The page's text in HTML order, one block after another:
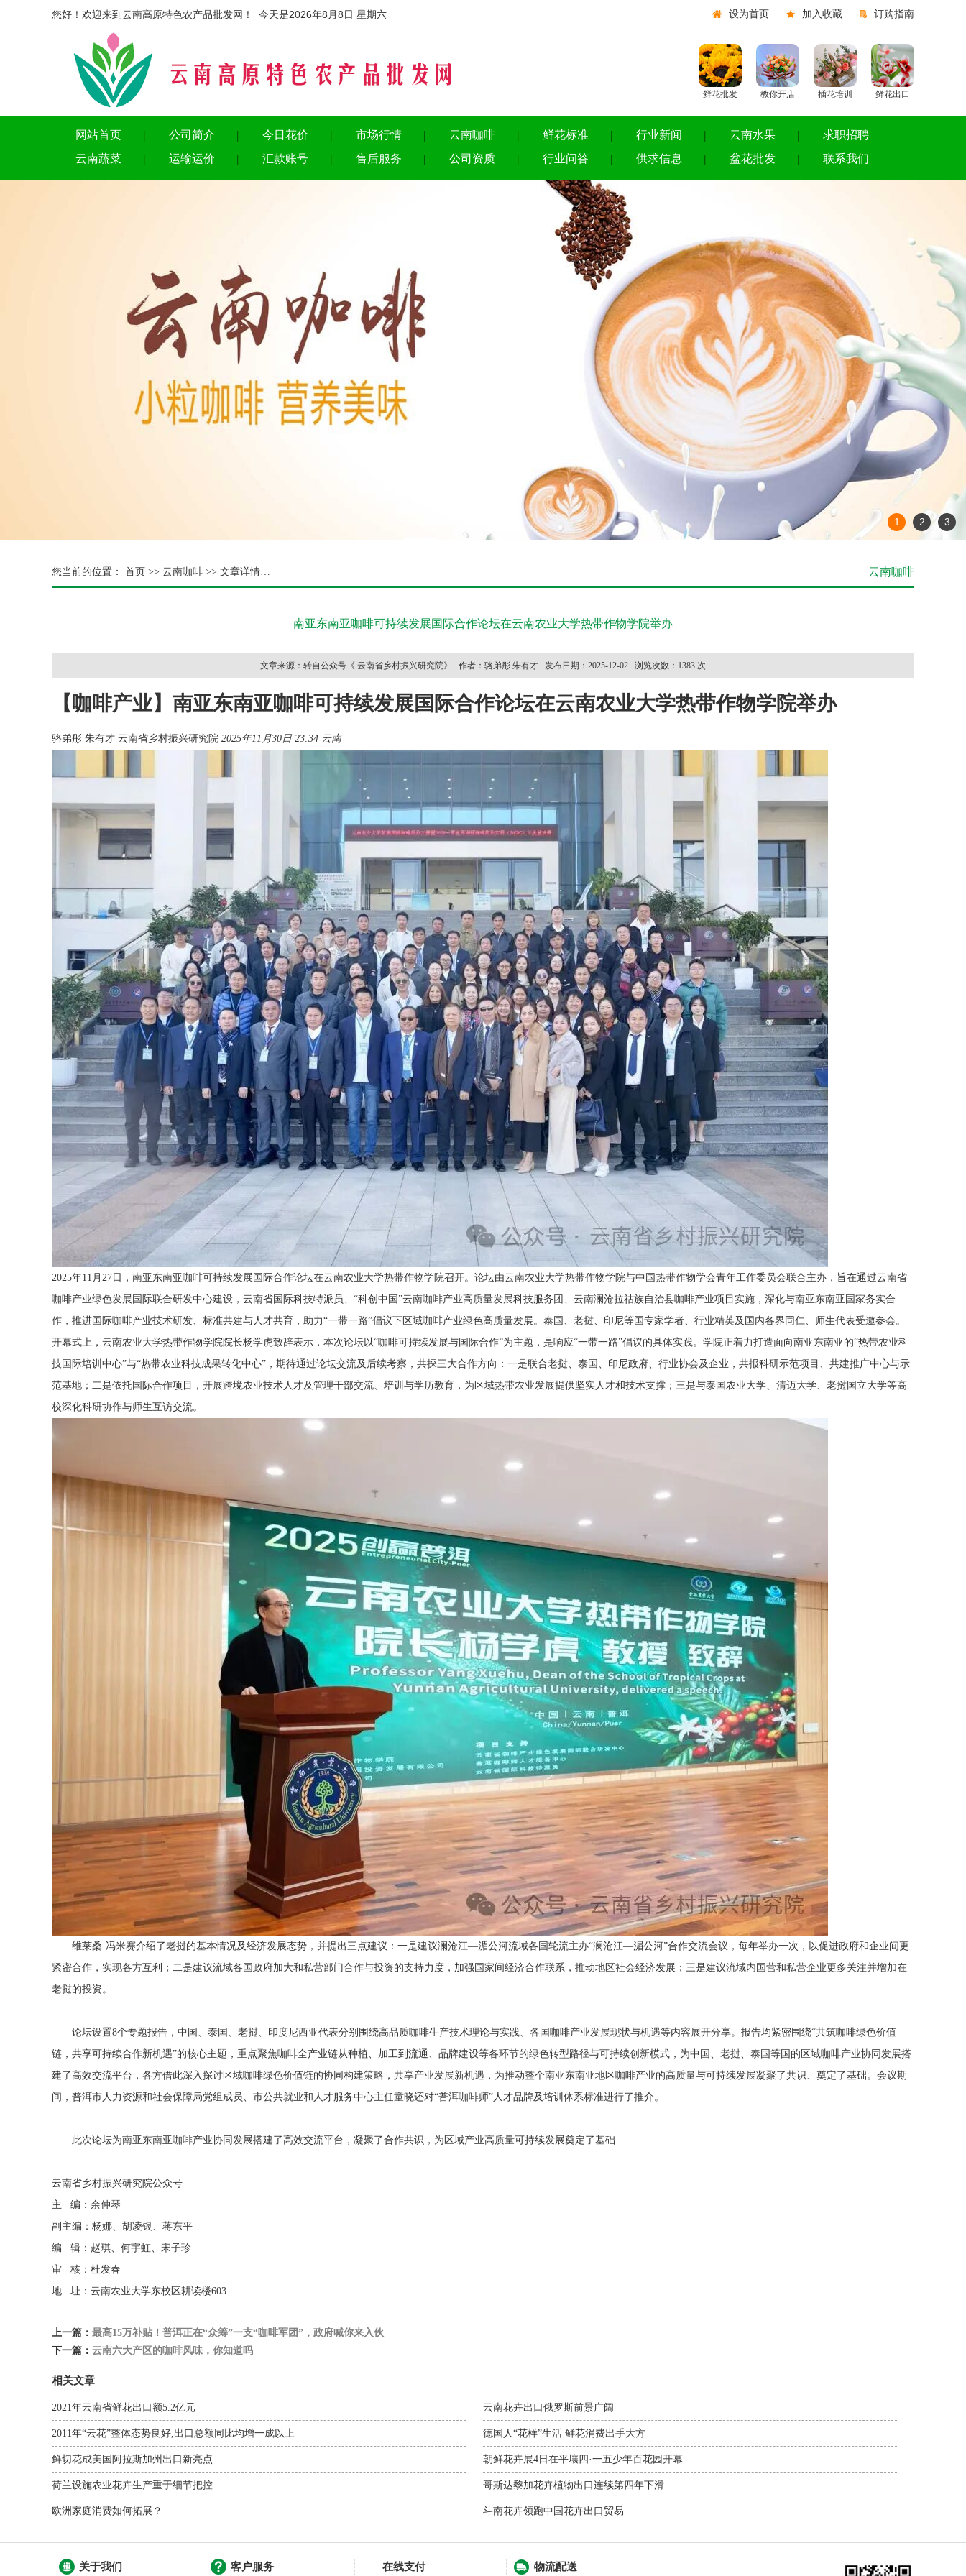
您好！欢迎来到云南高原特色农产品批发网！ 今天是2026年8月8日 星期六 设为首页 加入收藏 订购指南
鲜花批发 教你开店 插花培训 鲜花出口
网站首页 公司简介 今日花价 市场行情 云南咖啡 鲜花标准 行业新闻 云南水果
求职招聘
云南蔬菜
运输运价 汇款账号 售后服务 公司资质 行业问答 供求信息 盆花批发 联系我们
1 2 3
您当前的位置： 首页 >> 云南咖啡 >> 文章详情… 云南咖啡
南亚东南亚咖啡可持续发展国际合作论坛在云南农业大学热带作物学院举办
文章来源：转自公众号《 云南省乡村振兴研究院》 作者：骆弟彤 朱有才 发布日期：2025-12-02 浏览次数：1383 次
【咖啡产业】南亚东南亚咖啡可持续发展国际合作论坛在云南农业大学热带作物学院举办
骆弟彤 朱有才 云南省乡村振兴研究院 2025年11月30日 23:34 云南
2025年11月27日，南亚东南亚咖啡可持续发展国际合作论坛在云南农业大学热带作物学院召开。论坛由云南农业大学热带作物学院与中国热带作物学会青年工作委员会联合主办，旨在通过云南省
咖啡产业绿色发展国际联合研发中心建设，云南省国际科技特派员、“科创中国”云南咖啡产业高质量发展科技服务团、云南澜沧拉祜族自治县咖啡产业项目实施，深化与南亚东南亚国家务实合
作，推进国际咖啡产业技术研发、标准共建与人才共育，助力“一带一路”倡议下区域咖啡产业绿色高质量发展。泰国、老挝、印尼等国专家学者、行业精英及国内各界同仁、师生代表受邀参会。
开幕式上，云南农业大学热带作物学院院长杨学虎致辞表示，本次论坛以“咖啡可持续发展与国际合作”为主题，是响应“一带一路”倡议的具体实践。学院正着力打造面向南亚东南亚的“热带农业科
技国际培训中心”与“热带农业科技成果转化中心”，期待通过论坛交流及后续考察，共探三大合作方向：一是联合老挝、泰国、印尼政府、行业协会及企业，共报科研示范项目、共建推广中心与示
范基地；二是依托国际合作项目，开展跨境农业技术人才及管理干部交流、培训与学历教育，为区域热带农业发展提供坚实人才和技术支撑；三是与泰国农业大学、清迈大学、老挝国立大学等高
校深化科研协作与师生互访交流。
维莱桑·冯米赛介绍了老挝的基本情况及经济发展态势，并提出三点建议：一是建议澜沧江—湄公河流域各国轮流主办“澜沧江—湄公河”合作交流会议，每年举办一次，以促进政府和企业间更
紧密合作，实现各方互利；二是建议流域各国政府加大和私营部门合作与投资的支持力度，加强国家间经济合作联系，推动地区社会经济发展；三是建议流域内国营和私营企业更多关注并增加在
老挝的投资。
论坛设置8个专题报告，中国、泰国、老挝、印度尼西亚代表分别围绕高品质咖啡生产技术理论与实践、各国咖啡产业发展现状与机遇等内容展开分享。报告均紧密围绕“共筑咖啡绿色价值
链，共享可持续合作新机遇”的核心主题，重点聚焦咖啡全产业链从种植、加工到流通、品牌建设等各环节的绿色转型路径与可持续创新模式，为中国、老挝、泰国等国的区域咖啡产业协同发展搭
建了高效交流平台，各方借此深入探讨区域咖啡绿色价值链的协同构建策略，共享产业发展新机遇，为推动整个南亚东南亚地区咖啡产业的高质量与可持续发展凝聚了共识、奠定了基础。会议期
间，普洱市人力资源和社会保障局党组成员、市公共就业和人才服务中心主任童晓还对“普洱咖啡师”人才品牌及培训体系标准进行了推介。
此次论坛为南亚东南亚咖啡产业协同发展搭建了高效交流平台，凝聚了合作共识，为区域产业高质量可持续发展奠定了基础
云南省乡村振兴研究院公众号
主 编：余仲琴
副主编：杨娜、胡凌银、蒋东平
编 辑：赵琪、何宇虹、宋子珍
审 核：杜发春
地 址：云南农业大学东校区耕读楼603
上一篇： 最高15万补贴！普洱正在“众筹”一支“咖啡军团”，政府喊你来入伙
下一篇： 云南六大产区的咖啡风味，你知道吗
相关文章
2021年云南省鲜花出口额5.2亿元 云南花卉出口俄罗斯前景广阔
2011年“云花”整体态势良好,出口总额同比均增一成以上 德国人“花样”生活 鲜花消费出手大方
鲜切花成美国阿拉斯加州出口新亮点 朝鲜花卉展4日在平壤四·一五少年百花园开幕
荷兰设施农业花卉生产重于细节把控 哥斯达黎加花卉植物出口连续第四年下滑
欧洲家庭消费如何拓展？ 斗南花卉领跑中国花卉出口贸易
关于我们 客户服务 在线支付 物流配送